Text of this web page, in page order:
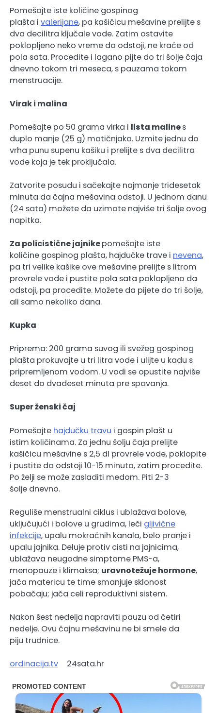
Pomešajte iste količine gospinog
plašta i valerijane, pa kašičicu mešavine prelijte s
dva decilitra ključale vode. Zatim ostavite
poklopljeno neko vreme da odstoji, ne kraće od
pola sata. Procedite i lagano pijte do tri šolje čaja
dnevno tokom tri meseca, s pauzama tokom
menstruacije.
Virak i malina
Pomešajte po 50 grama virka i lista malines
duplo manje (25 g) matičnjaka. Uzmite jednu do
vrha punu supenu kašiku i prelijte s dva decilitra
vode koja je tek proključala.
Zatvorite posudu i sačekajte najmanje tridesetak
minuta da čajna mešavina odstoji. U jednom danu
(24 sata) možete da uzimate najviše tri šolje ovog
napitka.
Za policistične jajnikepomešajte iste
količine gospinog plašta, hajdučke trave i nevena,
pa tri velike kašike ove mešavine prelijte s litrom
provrele vode i pustite pola sata poklopljeno da
odstoji, pa procedite. Možete da pijete do tri šolje,
ali samo nekoliko dana.
Kupka
Priprema: 200 grama suvog ili svežeg gospinog
plašta prokuvajte u tri litra vode i ulijte u kadu s
pripremljenom vodom. U vodi se opustite najviše
deset do dvadeset minuta pre spavanja.
Super ženski čaj
Pomešajte hajdučku travu i gospin plašt u
istim količinama. Za jednu šolju čaja prelijte
kašičicu mešavine s 2,5 dl provrele vode, poklopite
i pustite da odstoji 10-15 minuta, zatim procedite.
Po želji se može zasladiti medom. Piti 2-3
šolje dnevno.
Reguliše menstrualni ciklus i ublažava bolove,
uključujući i bolove u grudima, leči gljivične
infekcije, upalu mokraćnih kanala, belo pranje i
upalu jajnika. Deluje protiv cisti na jajnicima,
ublažava neugodne simptome PMS-a,
menopauze i klimaksa; uravnotežuje hormone,
jača matericu te time smanjuje sklonost
pobačaju; jača celi reproduktivni sistem.
Nakon šest nedelja napraviti pauzu od četiri
nedelje. Ovu čajnu mešavinu ne bi smele da
piju trudnice.
ordinacija.tv 24sata.hr